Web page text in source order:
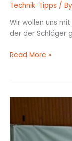
Technik-Tipps / By
Wir wollen uns
der der Schläger
Read More »
der
Power